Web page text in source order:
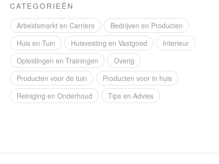
CATEGORIEËN
Arbeidsmarkt en Carriere
Bedrijven en Producten
Huis en Tuin
Huisvesting en Vastgoed
Interieur
Opleidingen en Trainingen
Overig
Producten voor de tuin
Producten voor in huis
Reiniging en Onderhoud
Tips en Advies